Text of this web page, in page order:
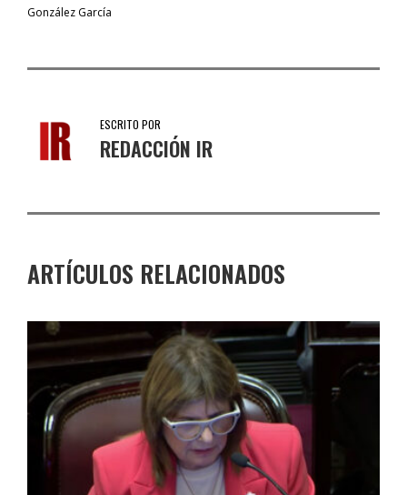
González García
ESCRITO POR
REDACCIÓN IR
ARTÍCULOS RELACIONADOS